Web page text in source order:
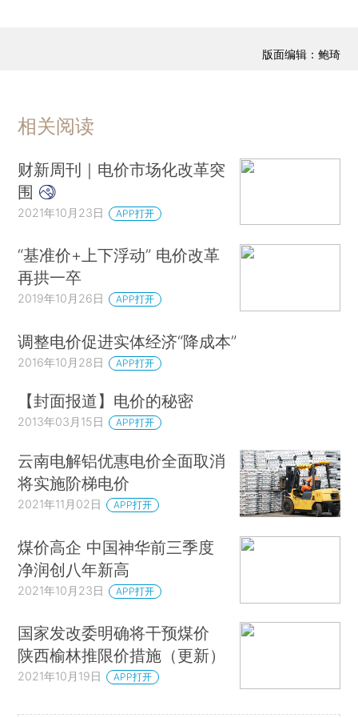
版面编辑：鲍琦
相关阅读
财新周刊｜电价市场化改革突
围
2021年10月23日 APP打开
“基准价+上下浮动” 电价改革
再拱一卒
2019年10月26日 APP打开
调整电价促进实体经济“降成本”
2016年10月28日 APP打开
【封面报道】电价的秘密
2013年03月15日 APP打开
云南电解铝优惠电价全面取消
将实施阶梯电价
2021年11月02日 APP打开
煤价高企 中国神华前三季度
净润创八年新高
2021年10月23日 APP打开
国家发改委明确将干预煤价
陕西榆林推限价措施（更新）
2021年10月19日 APP打开